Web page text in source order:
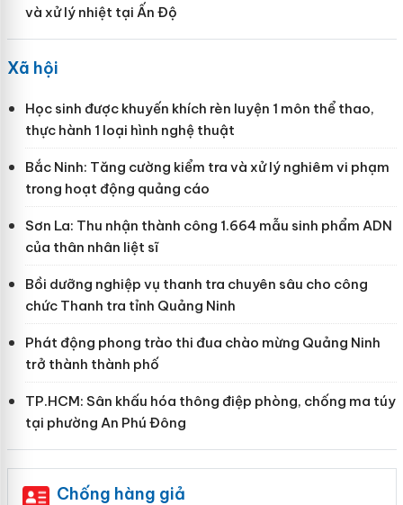
và xử lý nhiệt tại Ấn Độ
Xã hội
Học sinh được khuyến khích rèn luyện 1 môn thể thao,
thực hành 1 loại hình nghệ thuật
Bắc Ninh: Tăng cường kiểm tra và xử lý nghiêm vi phạm
trong hoạt động quảng cáo
Sơn La: Thu nhận thành công 1.664 mẫu sinh phẩm ADN
của thân nhân liệt sĩ
Bồi dưỡng nghiệp vụ thanh tra chuyên sâu cho công
chức Thanh tra tỉnh Quảng Ninh
Phát động phong trào thi đua chào mừng Quảng Ninh
trở thành thành phố
TP.HCM: Sân khấu hóa thông điệp phòng, chống ma túy
tại phường An Phú Đông
Chống hàng giả